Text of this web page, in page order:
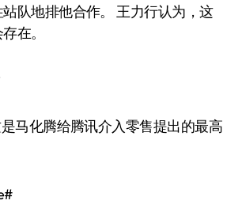
队地排他合作。 王力行认为，这
在。
马化腾给腾讯介入零售提出的最高